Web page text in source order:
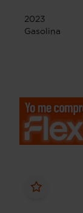
2023
Gasolina